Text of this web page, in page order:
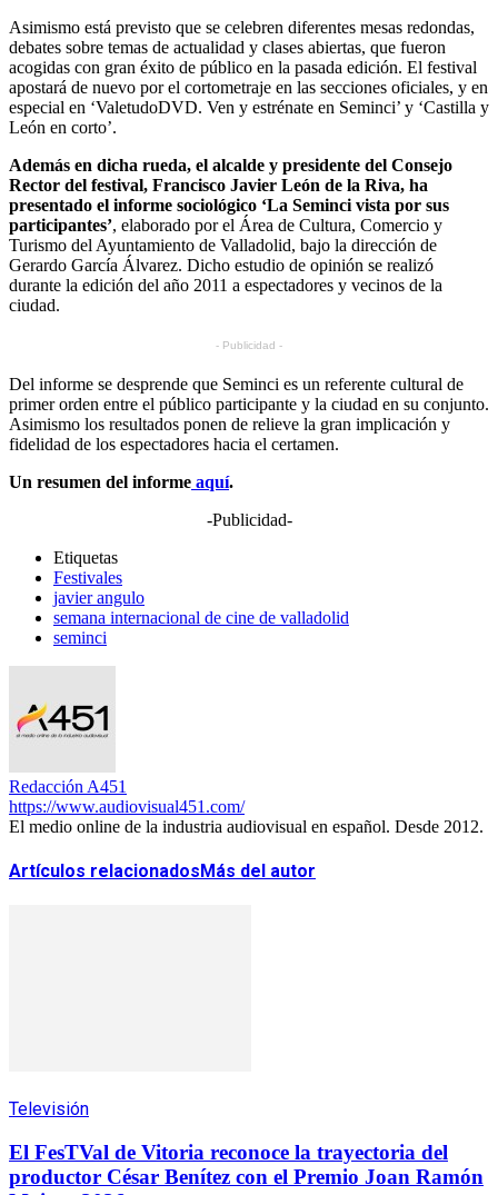
Asimismo está previsto que se celebren diferentes mesas redondas,
debates sobre temas de actualidad y clases abiertas, que fueron
acogidas con gran éxito de público en la pasada edición. El festival
apostará de nuevo por el cortometraje en las secciones oficiales, y en
especial en ‘ValetudoDVD. Ven y estrénate en Seminci’ y ‘Castilla y
León en corto’.
Además en dicha rueda, el alcalde y presidente del Consejo
Rector del festival, Francisco Javier León de la Riva, ha
presentado el informe sociológico ‘La Seminci vista por sus
participantes’, elaborado por el Área de Cultura, Comercio y
Turismo del Ayuntamiento de Valladolid, bajo la dirección de
Gerardo García Álvarez. Dicho estudio de opinión se realizó
durante la edición del año 2011 a espectadores y vecinos de la
ciudad.
- Publicidad -
Del informe se desprende que Seminci es un referente cultural de
primer orden entre el público participante y la ciudad en su conjunto.
Asimismo los resultados ponen de relieve la gran implicación y
fidelidad de los espectadores hacia el certamen.
Un resumen del informe aquí.
-Publicidad-
Etiquetas
Festivales
javier angulo
semana internacional de cine de valladolid
seminci
Redacción A451
https://www.audiovisual451.com/
El medio online de la industria audiovisual en español. Desde 2012.
Artículos relacionadosMás del autor
Televisión
El FesTVal de Vitoria reconoce la trayectoria del
productor César Benítez con el Premio Joan Ramón